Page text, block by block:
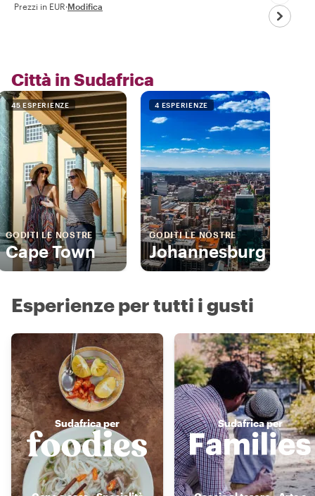
Prezzi in EUR·Modifica
Città in Sudafrica
45 ESPERIENZE
GODITI LE NOSTRE
Cape Town
4 ESPERIENZE
GODITI LE NOSTRE
Johannesburg
Esperienze per tutti i gusti
Sudafrica per Sudafrica per